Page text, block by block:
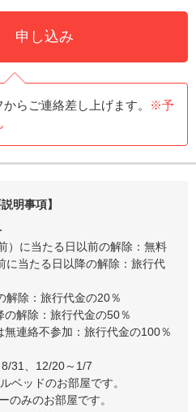
申し込み
らご連絡差し上げます。
※予
説明事項】
）に当たる日以前の解除：無料
に当たる日以降の解除：旅行代
解除：旅行代金の20％
の解除：旅行代金の50％
無連絡不参加：旅行代金の100％
31、12/20～1/7
ベッドのお部屋です。
のみのお部屋です。